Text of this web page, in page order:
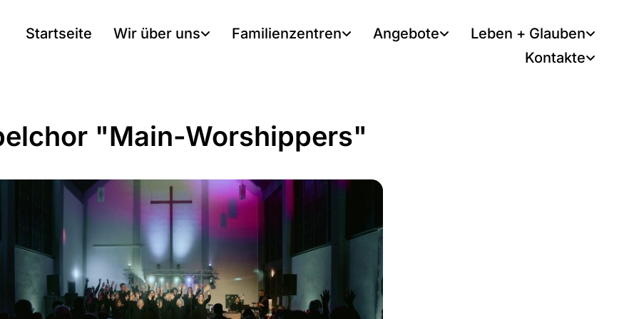
Startseite Wir über uns Familienzentren Angebote
Leben + Glauben
Kontakte
"Main-Worshippers"